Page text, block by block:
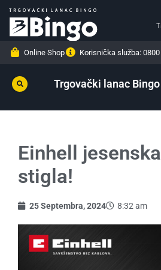
Online Shop Korisnička služba:
Trgovački lanac Bingo
Einhell
stigla!
25 Septembra, 2024 8:32 am